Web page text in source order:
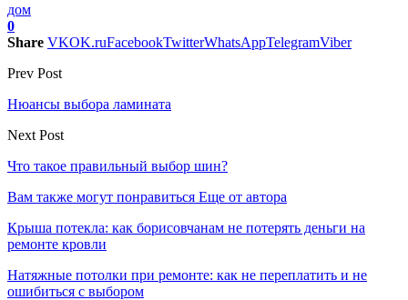
дом
0
Share VKOK.ruFacebookTwitterWhatsAppTelegramViber
Prev Post
Нюансы выбора ламината
Next Post
Что такое правильный выбор шин?
Вам также могут понравиться Еще от автора
Крыша потекла: как борисовчанам не потерять деньги на
ремонте кровли
Натяжные потолки при ремонте: как не переплатить и не
ошибиться с выбором